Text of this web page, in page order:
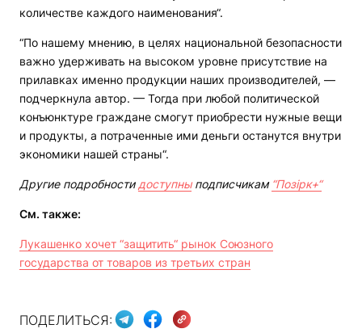
количестве каждого наименования“.
“По нашему мнению, в целях национальной безопасности
важно удерживать на высоком уровне присутствие на
прилавках именно продукции наших производителей, —
подчеркнула автор. — Тогда при любой политической
конъюнктуре граждане смогут приобрести нужные вещи
и продукты, а потраченные ими деньги останутся внутри
экономики нашей страны“.
Другие подробности доступныподписчикам “Позірк+“
См. также:
Лукашенко хочет “защитить“ рынок Союзного
государства от товаров из третьих стран
ПОДЕЛИТЬСЯ: